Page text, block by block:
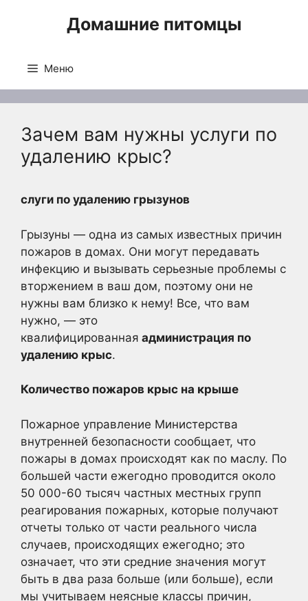
Домашние питомцы
Меню
Зачем вам нужны услуги по
удалению крыс?
слуги по удалению грызунов
Грызуны — одна из самых известных причин
пожаров в домах. Они могут передавать
инфекцию и вызывать серьезные проблемы с
вторжением в ваш дом, поэтому они не
нужны вам близко к нему! Все, что вам
нужно, — это
квалифицированная администрация по
удалению крыс.
Количество пожаров крыс на крыше
Пожарное управление Министерства
внутренней безопасности сообщает, что
пожары в домах происходят как по маслу. По
большей части ежегодно проводится около
50 000-60 тысяч частных местных групп
реагирования пожарных, которые получают
отчеты только от части реального числа
случаев, происходящих ежегодно; это
означает, что эти средние значения могут
быть в два раза больше (или больше), если
мы учитываем неясные классы причин,